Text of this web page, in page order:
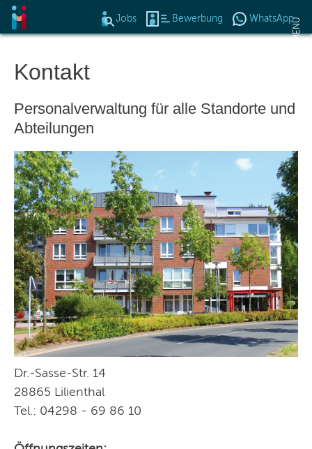
Jobs Bewerbung WhatsAppMENU
Das Konzept
Jobangebote
Bewerbung
Online Veranstaltung
Aktuelles
Wir suchen >
Über uns >
Pflegedienst Menschenlieb.
Folgen Sie uns auf Instagram, Facebook und TikTok:
Kontakt
Personalverwaltung für alle Standorte und
Abteilungen
Dr.-Sasse-Str. 14
28865 Lilienthal
Tel.: 04298 - 69 86 10